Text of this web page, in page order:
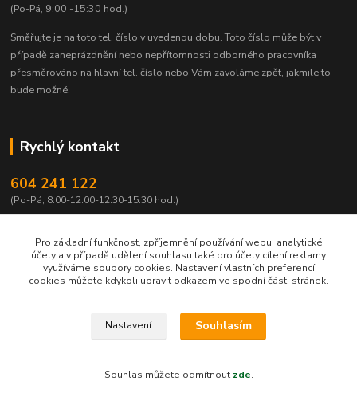
(Po-Pá, 9:00 -15:30 hod.)
Směřujte je na toto tel. číslo v uvedenou dobu. Toto číslo může být v
případě zaneprázdnění nebo nepřítomnosti odborného pracovníka
přesměrováno na hlavní tel. číslo nebo Vám zavoláme zpět, jakmile to
bude možné.
Rychlý kontakt
604 241 122
(Po-Pá, 8:00-12:00-12:30-15:30 hod.)
Copyright © 2026 Ing. Miloš Hušek - QTEST. Všechna práva vyhrazena.
Jakékoliv užití obsahu včetně převzetí, šíření či dalšího zpřístupňování článků,
majitele webu a ochranné známky QTEST zakázáno.
Pro základní funkčnost, zpříjemnění používání webu, analytické
účely a v případě udělení souhlasu také pro účely cílení reklamy
využíváme soubory cookies. Nastavení vlastních preferencí
cookies můžete kdykoli upravit odkazem ve spodní části stránek.
Nastavení Souhlasím
Souhlas můžete odmítnout zde.